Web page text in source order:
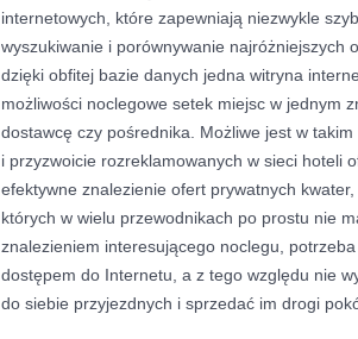
internetowych, które zapewniają niezwykle
wyszukiwanie i porównywanie najróżniejszych
dzięki obfitej bazie danych jedna witryna
możliwości noclegowe setek miejsc w jednym
dostawcę czy pośrednika. Możliwe jest w
i przyzwoicie rozreklamowanych w sieci hoteli
efektywne znalezienie ofert prywatnych
których w wielu przewodnikach po prostu nie
znalezieniem interesującego noclegu,
dostępem do Internetu, a z tego względu nie
do siebie przyjezdnych i sprzedać im drogi